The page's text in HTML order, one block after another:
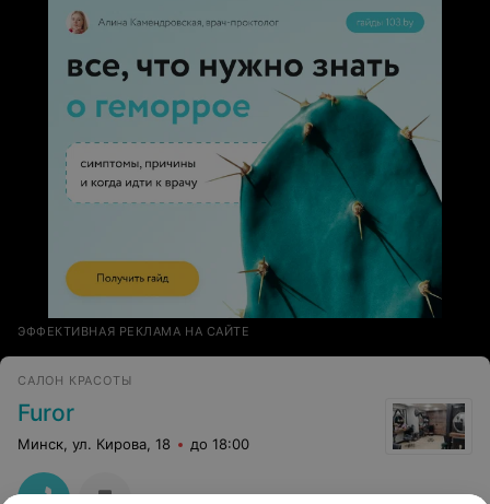
ЭФФЕКТИВНАЯ РЕКЛАМА НА САЙТЕ
САЛОН КРАСОТЫ
Furor
Минск, ул. Кирова, 18 до 18:00